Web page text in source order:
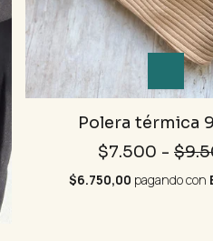
Polera térmica
$7.500 -
$6.750,00 pagando con